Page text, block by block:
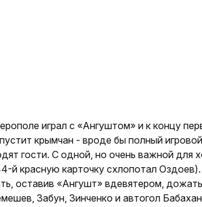
играл с «Ангуштом» и к концу
крымчан - вроде бы полный
гости. С одной, но очень важной для
й красную карточку схлопотал
оставив «Ангушт» вдевятером, дожать
Забун, Зинченко и автогол